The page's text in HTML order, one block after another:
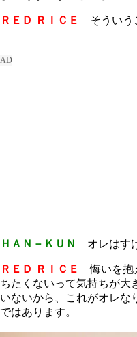
ＲＥＤ ＲＩＣＥ そういう
ＨＡＮ－ＫＵＮ オレはす
ＲＥＤ ＲＩＣＥ
悔いを抱
ちたくないって気持ちが大
いないから、これがオレな
ではあります。